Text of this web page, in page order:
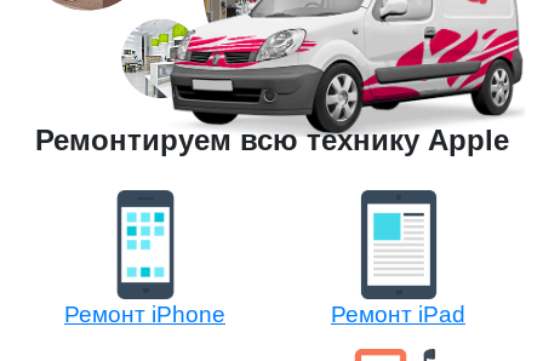
Ремонтируем всю технику Apple
Ремонт iPhone Ремонт iPad